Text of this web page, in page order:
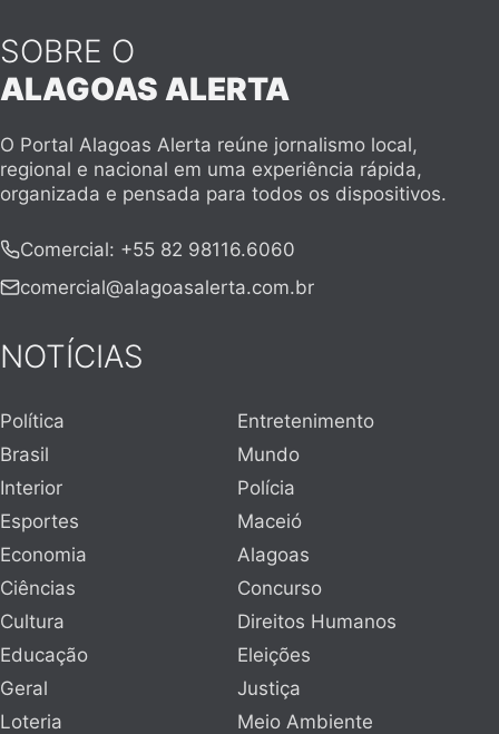
SOBRE O
ALAGOAS ALERTA
O Portal Alagoas Alerta reúne jornalismo local,
regional e nacional em uma experiência rápida,
organizada e pensada para todos os dispositivos.
Comercial: +55 82 98116.6060
comercial@alagoasalerta.com.br
NOTÍCIAS
Política
Entretenimento
Brasil
Mundo
Interior
Polícia
Esportes
Maceió
Economia
Alagoas
Ciências
Concurso
Cultura
Direitos Humanos
Educação
Eleições
Geral
Justiça
Loteria
Meio Ambiente